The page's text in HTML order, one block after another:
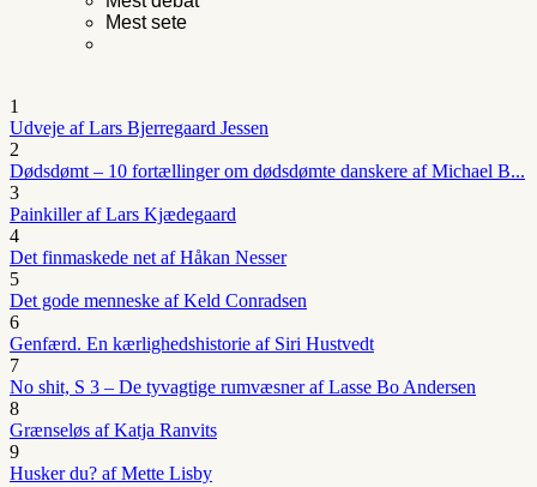
Mest sete
1
Udveje af Lars Bjerregaard Jessen
2
Dødsdømt – 10 fortællinger om dødsdømte danskere af Michael B...
3
Painkiller af Lars Kjædegaard
4
Det finmaskede net af Håkan Nesser
5
Det gode menneske af Keld Conradsen
6
Genfærd. En kærlighedshistorie af Siri Hustvedt
7
No shit, S 3 – De tyvagtige rumvæsner af Lasse Bo Andersen
8
Grænseløs af Katja Ranvits
9
Husker du? af Mette Lisby